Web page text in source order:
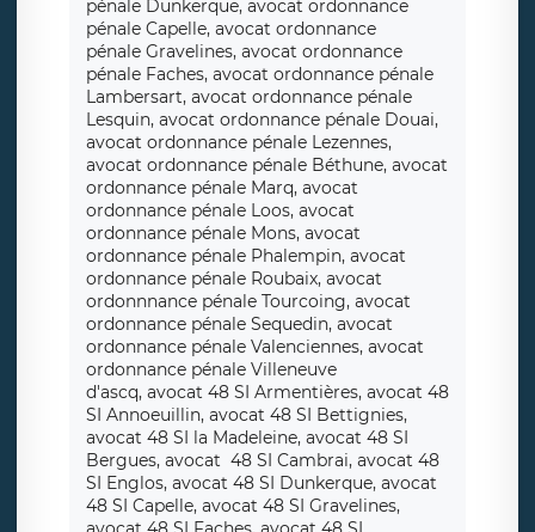
pénale Dunkerque, avocat ordonnance
pénale Capelle, avocat ordonnance
pénale Gravelines, avocat ordonnance
pénale Faches, avocat ordonnance pénale
Lambersart, avocat ordonnance pénale
Lesquin, avocat ordonnance pénale Douai,
avocat ordonnance pénale Lezennes,
avocat ordonnance pénale Béthune, avocat
ordonnance pénale Marq, avocat
ordonnance pénale Loos, avocat
ordonnance pénale Mons, avocat
ordonnance pénale Phalempin, avocat
ordonnance pénale Roubaix, avocat
ordonnnance pénale Tourcoing, avocat
ordonnance pénale Sequedin, avocat
ordonnance pénale Valenciennes, avocat
ordonnance pénale Villeneuve
d'ascq, avocat 48 SI Armentières, avocat 48
SI Annoeuillin, avocat 48 SI Bettignies,
avocat 48 SI la Madeleine, avocat 48 SI
Bergues, avocat 48 SI Cambrai, avocat 48
SI Englos, avocat 48 SI Dunkerque, avocat
48 SI Capelle, avocat 48 SI Gravelines,